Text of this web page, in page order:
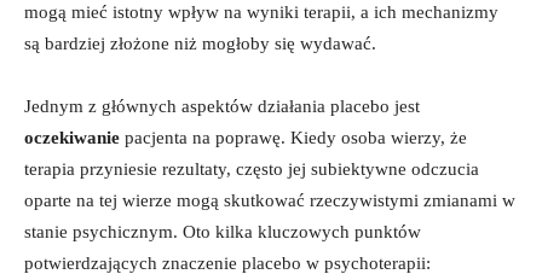
mogą mieć istotny wpływ na wyniki terapii, a ich mechanizmy
są bardziej złożone niż mogłoby się wydawać.
Jednym z głównych aspektów działania placebo jest
oczekiwanie pacjenta na poprawę. Kiedy osoba wierzy, że
terapia przyniesie rezultaty, często jej subiektywne odczucia
oparte na tej wierze mogą skutkować rzeczywistymi zmianami w
stanie psychicznym. Oto kilka kluczowych punktów
potwierdzających znaczenie placebo w psychoterapii: